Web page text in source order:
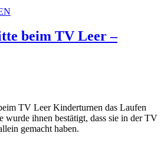
beim TV Leer –
TV Leer Kinderturnen das Laufen
wurde ihnen bestätigt, dass sie in der TV
gemacht haben.